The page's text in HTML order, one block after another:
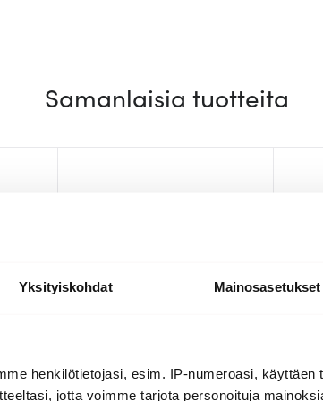
Yksityiskohdat Mainosasetukset
henkilötietojasi, esim. IP-numeroasi, käyttäen
jotta voimme tarjota personoituja
Samanlaisia tuotteita
Rosti Rosti